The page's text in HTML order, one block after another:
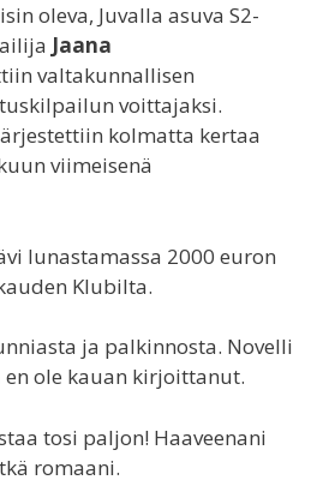
oleva, Juvalla asuva S2-
Jaana
valtakunnallisen
voittajaksi.
kolmatta kertaa
viimeisenä
lunastamassa 2000 euron
Klubilta.
ja palkinnosta. Novelli
ole kauan kirjoittanut.
tosi paljon! Haaveenani
romaani.